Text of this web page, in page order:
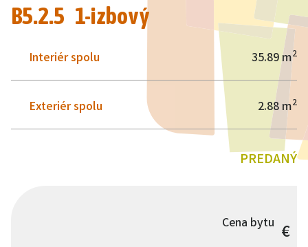
B5.2.5 1-izbový
Interiér spolu 35.89 m2
Exteriér spolu 2.88 m2
PREDANÝ
Cena bytu €